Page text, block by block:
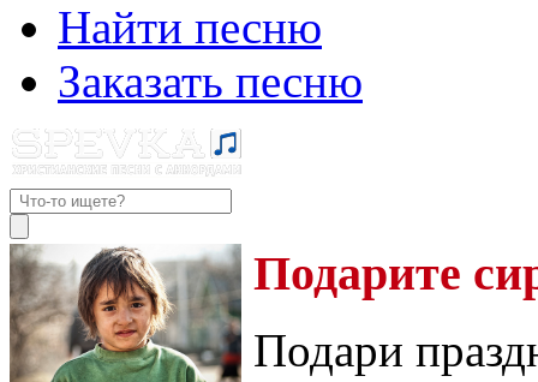
Найти песню
Заказать песню
Подарите
Подари